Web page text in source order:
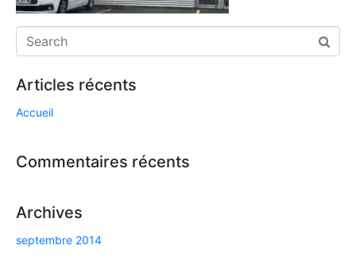
Articles récents
Accueil
Commentaires récents
Archives
septembre 2014